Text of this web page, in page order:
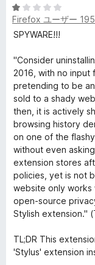
w
e
b
s
i
t
e
の
レ
評
価
中
1
の
価
5
段
階
1
の
評
価
Firefox ユーザー
SPYWARE!!!
"Consider
2016, with no input
pretending to be
sold to a shady
then, it is actively
browsing history
on one of the
without even
extension stores
policies, yet is not
website only works
open-source
Stylish extension."
TL;DR This
'Stylus' extension